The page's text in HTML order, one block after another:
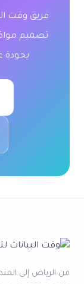
فريق وقت
تصميم
بجودة
من الرياض إلى